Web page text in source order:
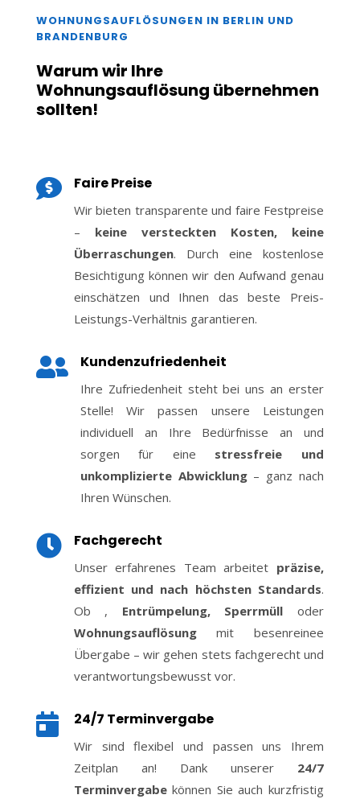
WOHNUNGSAUFLÖSUNGEN IN BERLIN UND
BRANDENBURG
Warum wir Ihre
Wohnungsauflösung übernehmen
sollten!
 Faire Preise
Wir bieten transparente und faire Festpreise
– keine versteckten Kosten, keine
Überraschungen. Durch eine kostenlose
Besichtigung können wir den Aufwand genau
einschätzen und Ihnen das beste Preis-
Leistungs-Verhältnis garantieren.
 Kundenzufriedenheit
Ihre Zufriedenheit steht bei uns an erster
Stelle! Wir passen unsere Leistungen
individuell an Ihre Bedürfnisse an und
sorgen für eine stressfreie und
unkomplizierte Abwicklung– ganz nach
Ihren Wünschen.
 Fachgerecht
Unser erfahrenes Team arbeitet präzise,
effizient und nach höchsten Standards.
Ob , Entrümpelung, Sperrmüll oder
Wohnungsauflösungmit besenreinee
Übergabe – wir gehen stets fachgerecht und
verantwortungsbewusst vor.
 24/7 Terminvergabe
Wir sind flexibel und passen uns Ihrem
Zeitplan an! Dank unserer 24/7
Terminvergabekönnen Sie auch kurzfristig